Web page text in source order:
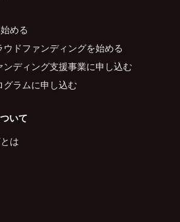
める
ドファンディングを始める
ディング支援事業に申し込む
グラムに申し込む
いて
は